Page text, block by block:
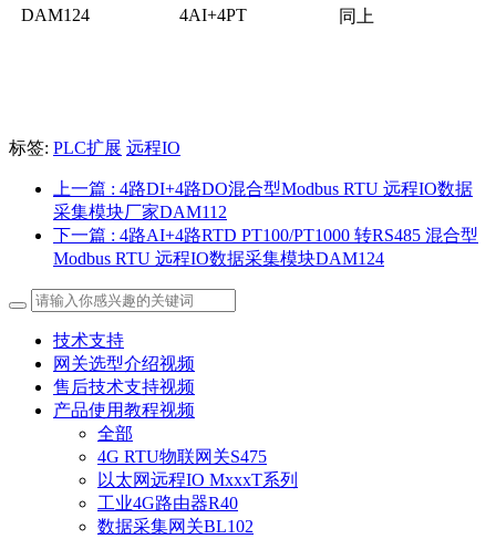
DAM124 4AI+4PT 同上
标签: PLC扩展 远程IO
上一篇 : 4路DI+4路DO混合型Modbus RTU 远程IO数据
采集模块厂家DAM112
下一篇 : 4路AI+4路RTD PT100/PT1000 转RS485 混合型
Modbus RTU 远程IO数据采集模块DAM124
技术支持
网关选型介绍视频
售后技术支持视频
产品使用教程视频
全部
4G RTU物联网关S475
以太网远程IO MxxxT系列
工业4G路由器R40
数据采集网关BL102